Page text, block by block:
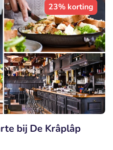
23% korting
bij De Krâplâp